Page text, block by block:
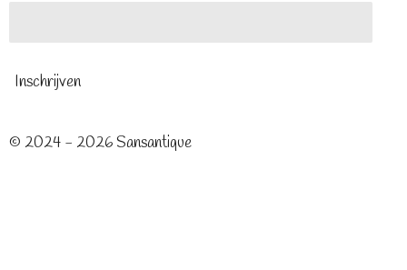
Inschrijven
© 2024 - 2026 Sansantique